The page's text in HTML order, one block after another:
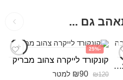
גם ...
קונקורד לייקרה הולוגרמה עבה הולוגרמה לבן מבריק עיגולים
-25%
קונקורד לייקרה צהוב מבריק
₪120
₪90 למטר